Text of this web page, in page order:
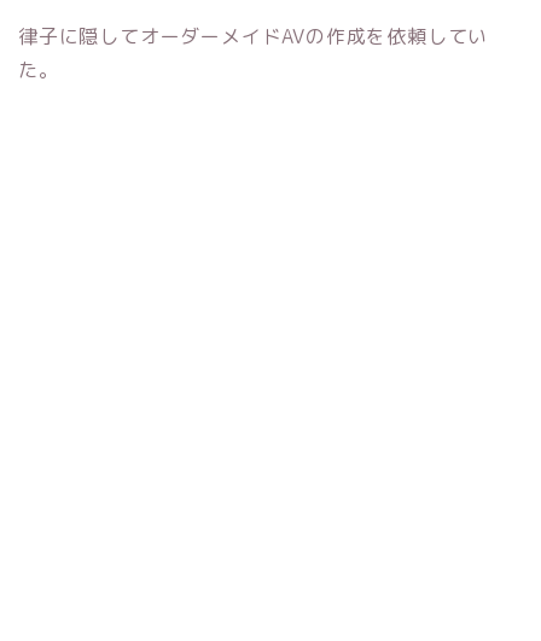
律子に隠してオーダーメイドAVの作成を依頼してい
た。